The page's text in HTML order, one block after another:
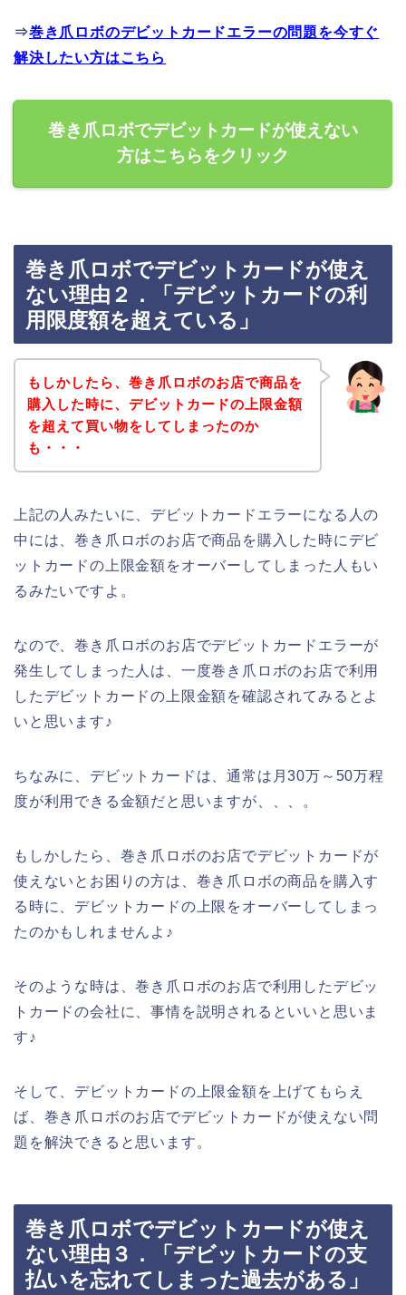
⇒巻き爪ロボのデビットカードエラーの問題を今すぐ
解決したい方はこちら
巻き爪ロボでデビットカードが使えない
方はこちらをクリック
巻き爪ロボでデビットカードが使え
ない理由２．「デビットカードの利
用限度額を超えている」
もしかしたら、巻き爪ロボのお店で商品を
購入した時に、デビットカードの上限金額
を超えて買い物をしてしまったのか
も・・・
上記の人みたいに、デビットカードエラーになる人の
中には、巻き爪ロボのお店で商品を購入した時にデビ
ットカードの上限金額をオーバーしてしまった人もい
るみたいですよ。
なので、巻き爪ロボのお店でデビットカードエラーが
発生してしまった人は、一度巻き爪ロボのお店で利用
したデビットカードの上限金額を確認されてみるとよ
いと思います♪
ちなみに、デビットカードは、通常は月30万～50万程
度が利用できる金額だと思いますが、、、。
もしかしたら、巻き爪ロボのお店でデビットカードが
使えないとお困りの方は、巻き爪ロボの商品を購入す
る時に、デビットカードの上限をオーバーしてしまっ
たのかもしれませんよ♪
そのような時は、巻き爪ロボのお店で利用したデビッ
トカードの会社に、事情を説明されるといいと思いま
す♪
そして、デビットカードの上限金額を上げてもらえ
ば、巻き爪ロボのお店でデビットカードが使えない問
題を解決できると思います。
巻き爪ロボでデビットカードが使え
ない理由３．「デビットカードの支
払いを忘れてしまった過去がある」